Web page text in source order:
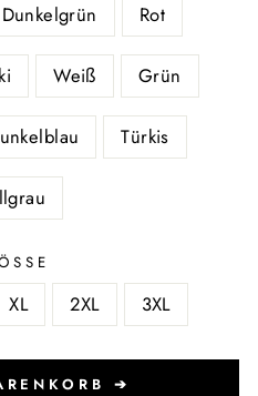
Dunkelgrün Rot
Weiß Grün
Türkis
XL 2XL 3XL
➔